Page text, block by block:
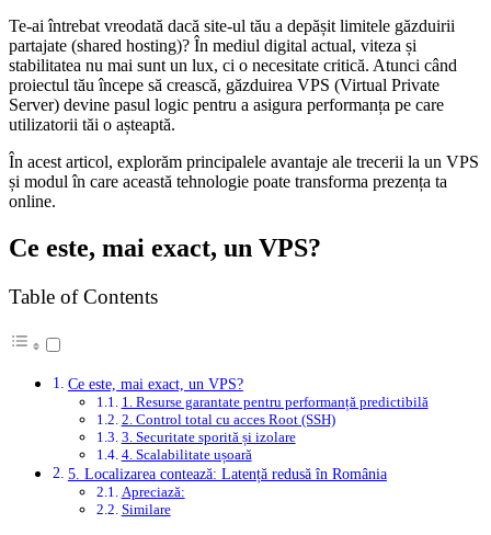
Te-ai întrebat vreodată dacă site-ul tău a depășit limitele găzduirii
partajate (shared hosting)? În mediul digital actual, viteza și
stabilitatea nu mai sunt un lux, ci o necesitate critică. Atunci când
proiectul tău începe să crească, găzduirea VPS (Virtual Private
Server) devine pasul logic pentru a asigura performanța pe care
utilizatorii tăi o așteaptă.
În acest articol, explorăm principalele avantaje ale trecerii la un VPS
și modul în care această tehnologie poate transforma prezența ta
online.
Ce este, mai exact, un VPS?
Table of Contents
Ce este, mai exact, un VPS?
1. Resurse garantate pentru performanță predictibilă
2. Control total cu acces Root (SSH)
3. Securitate sporită și izolare
4. Scalabilitate ușoară
5. Localizarea contează: Latență redusă în România
Apreciază:
Similare